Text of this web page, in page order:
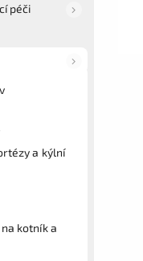
péči
a kýlní
kotník a